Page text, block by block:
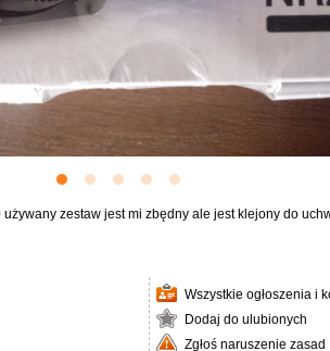
zestaw jest mi zbędny ale jest klejony do
Wszystkie ogłoszenia i
Dodaj do ulubionych
Zgłoś naruszenie zasad